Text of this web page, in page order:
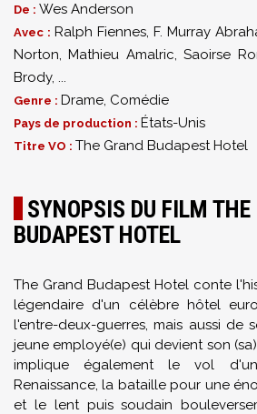
De : Wes Anderson
Avec : Ralph Fiennes, F. Murray
Norton,Mathieu Amalric,Saoirse
Brody, ...
Genre : Drame, Comédie
Pays de production : États-Unis
Titre VO : The Grand Budapest Hotel
SYNOPSIS DU FILM THE
BUDAPEST HOTEL
The Grand Budapest Hotel conte
légendaire d'un célèbre hôtel
l'entre-deux-guerres, mais aussi de
jeune employé(e) qui devient son
implique également le vol
Renaissance, la bataille pour une
et le lent puis soudain